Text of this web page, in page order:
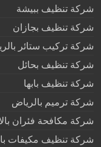
شركة تنظيف ببيشة
شركة تنظيف بجازان
شركة تركيب ستائر
شركة تنظيف بحائل
شركة تنظيف بابها
شركة ترميم بالرياض
شركة مكافحة فئران
شركة تنظيف مكيفات